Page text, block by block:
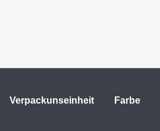
Verpackunseinheit Farbe